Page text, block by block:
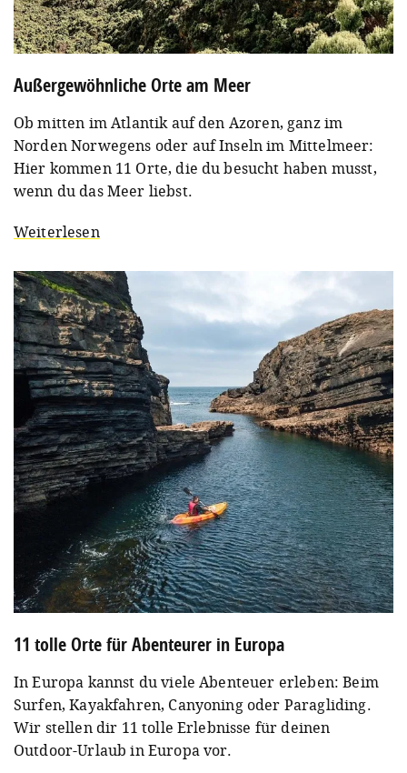
Außergewöhnliche Orte am Meer
Ob mitten im Atlantik auf den Azoren, ganz im
Norden Norwegens oder auf Inseln im Mittelmeer:
Hier kommen 11 Orte, die du besucht haben musst,
wenn du das Meer liebst.
Weiterlesen
11 tolle Orte für Abenteurer in Europa
In Europa kannst du viele Abenteuer erleben: Beim
Surfen, Kayakfahren, Canyoning oder Paragliding.
Wir stellen dir 11 tolle Erlebnisse für deinen
Outdoor-Urlaub in Europa vor.